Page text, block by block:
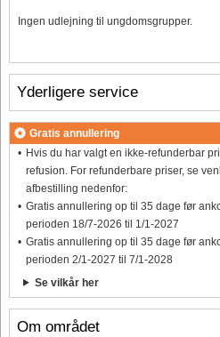
Ingen udlejning til ungdomsgrupper.
Om området
Yderligere service
Gratis annullering
Hvis du har valgt en ikke-refunderbar
refusion. For refunderbare priser, se
afbestilling nedenfor:
Gratis annullering op til 35 dage før
perioden 18/7-2026 til 1/1-2027
Gratis annullering op til 35 dage før
perioden 2/1-2027 til 7/1-2028
Se vilkår her